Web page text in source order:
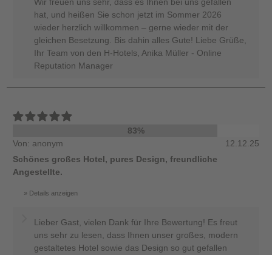
hat, und heißen Sie schon jetzt im Sommer 2026
wieder herzlich willkommen – gerne wieder mit der
gleichen Besetzung. Bis dahin alles Gute! Liebe Grüße,
Ihr Team von den H-Hotels, Anika Müller - Online
Reputation Manager
83%
Von: anonym
12.12.25
Schönes großes Hotel, pures Design, freundliche
Angestellte.
Details anzeigen
Lieber Gast, vielen Dank für Ihre Bewertung! Es freut
uns sehr zu lesen, dass Ihnen unser großes, modern
gestaltetes Hotel sowie das Design so gut gefallen